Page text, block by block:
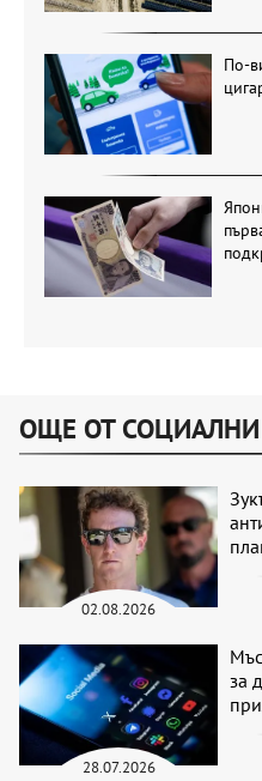
По-
ОЩЕ ОТ
02.08.2026
28.07.2026
за